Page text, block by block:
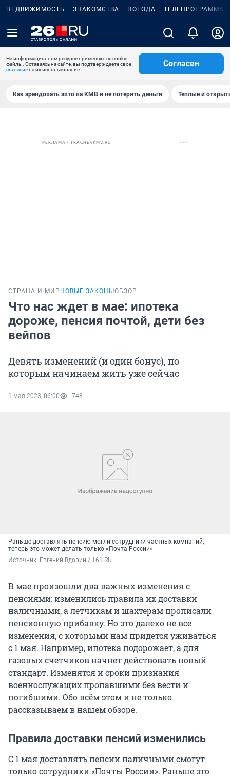
НЕДВИЖИМОСТЬ ЗНАКОМСТВА ПОГОДА ТЕЛЕПРОГРАММА
На информационном ресурсе применяются cookie-
файлы. Оставаясь на сайте, вы подтверждаете свое
согласиена их использование.
Согласен
Как арендовать авто на КМВ и не потерять деньги Теплые и
РЕКЛАМА • TKACHEVKMV.RU
СТРАНА И МИР НОВЫЕ ЗАКОНЫ ОБЗОР
Что нас ждет в мае: ипотека
дороже, пенсия почтой, дети без
вейпов
Девять изменений (и один бонус), по
которым начинаем жить уже сейчас
1 мая 2023, 06:00 748
Раньше доставлять пенсию могли сотрудники частных компаний,
теперь это может делать только «Почта России»
Источник: Евгений Вдовин / 161.RU
В мае произошли два важных изменения с
пенсиями: изменились правила их доставки
наличными, а летчикам и шахтерам прописали
пенсионную прибавку. Но это далеко не все
изменения, с которыми нам придется уживаться
с 1 мая. Например, ипотека подорожает, а для
газовых счетчиков начнет действовать новый
стандарт. Изменятся и сроки признания
военнослужащих пропавшими без вести и
погибшими. Обо всём этом и не только
рассказываем в нашем обзоре.
Правила доставки пенсий изменились
С 1 мая доставлять пенсии наличными смогут
только сотрудники «Почты России». Раньше это